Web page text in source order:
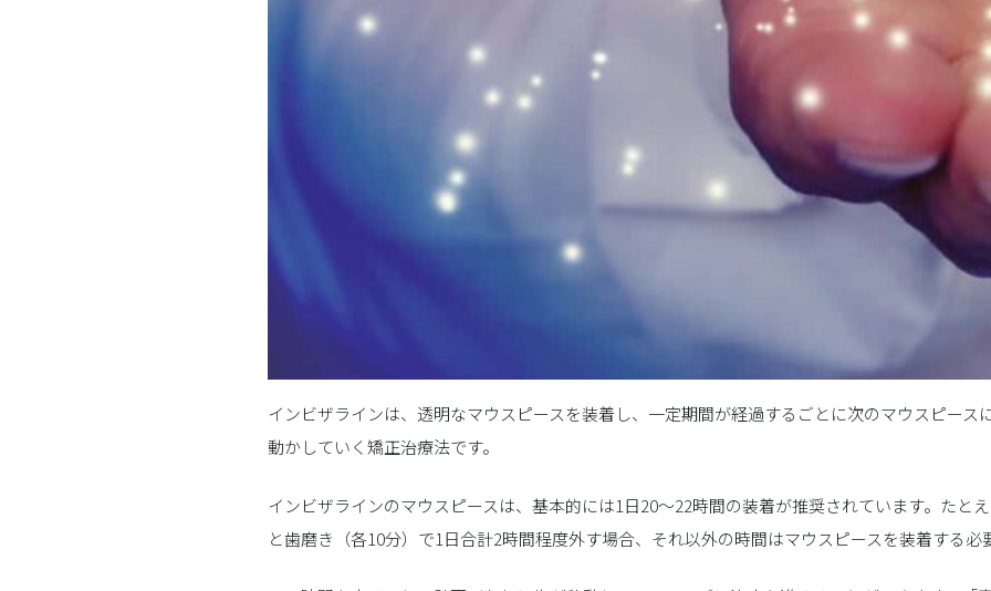
インビザラインは、透明なマウスピースを装着し、一定期間が経過するごとに次のマウスピース
動かしていく矯正治療法です。
インビザラインのマウスピースは、基本的には1日20〜22時間の装着が推奨されています。たと
と歯磨き（各10分）で1日合計2時間程度外す場合、それ以外の時間はマウスピースを装着する必